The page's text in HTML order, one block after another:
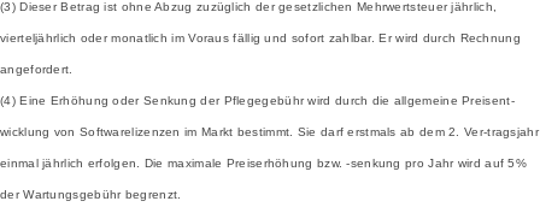
(3) Dieser Betrag ist ohne Abzug zuzüglich der gesetzlichen Mehrwertsteuer jährlich,
vierteljährlich oder monatlich im Voraus fällig und sofort zahlbar. Er wird durch Rechnung
angefordert.
(4) Eine Erhöhung oder Senkung der Pflegegebühr wird durch die allgemeine Preisent-
wicklung von Softwarelizenzen im Markt bestimmt. Sie darf erstmals ab dem 2. Ver-tragsjahr
einmal jährlich erfolgen. Die maximale Preiserhöhung bzw. -senkung pro Jahr wird auf 5%
der Wartungsgebühr begrenzt.